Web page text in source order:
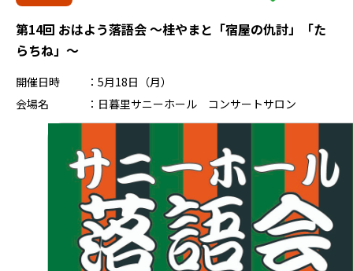
第14回 おはよう落語会 ～桂やまと「宿屋の仇討」「た
らちね」～
開催日時
5月18日（月）
会場名
日暮里サニーホール コンサートサロン